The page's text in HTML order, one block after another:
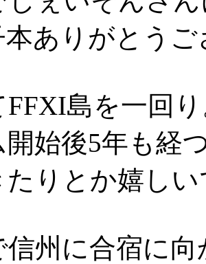
本ありがとう
FFXI島を一回
始後5年も経
たりとか嬉し
信州に合宿に